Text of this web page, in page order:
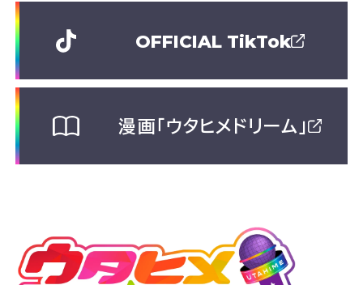
OFFICIAL TikTok
漫画「ウタヒメドリーム」